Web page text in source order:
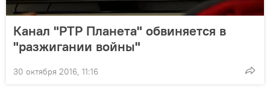
Канал "РТР Планета" обвиняется в
"разжигании войны"
30 октября 2016, 11:16